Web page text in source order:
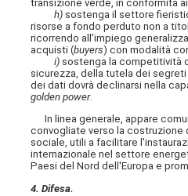
transizione verde, in conformità
h) sostenga il settore
risorse a fondo perduto non a
ricorrendo all'impiego
acquisti (buyers) con modalità
i) sostenga la competitività
sicurezza, della tutela dei
dei dati dovrà declinarsi nella
golden power.
In linea generale, appare
convogliate verso la costruzione
sociale, utili a facilitare
internazionale nel settore
Paesi del Nord dell'Europa e
4. Difesa.